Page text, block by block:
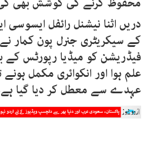
دریں اثنا نیشنل رائفل ایسوسی
کے سیکریٹری جنرل پون کمار
فیڈریشن کو میڈیا رپورٹس کے
علم ہوا اور انکوائری مکمل
عہدے سے معطل کر دیا گیا